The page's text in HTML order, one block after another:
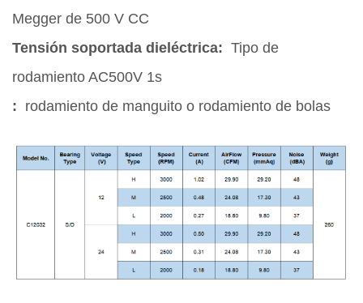
Megger de 500 V CC
Tensión soportada dieléctrica: Tipo de
rodamiento AC500V 1s
: rodamiento de manguito o rodamiento de bolas